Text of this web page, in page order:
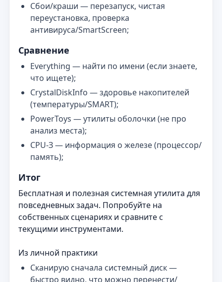
Сбои/краши — перезапуск, чистая
переустановка, проверка
антивируса/SmartScreen;
Сравнение
Everything — найти по имени (если знаете,
что ищете);
CrystalDiskInfo — здоровье накопителей
(температуры/SMART);
PowerToys — утилиты оболочки (не про
анализ места);
CPU‑З — информация о железе (процессор/
память);
Итог
Бесплатная и полезная системная утилита для
повседневных задач. Попробуйте на
собственных сценариях и сравните с
текущими инструментами.
Из личной практики
Сканирую сначала системный диск —
быстро видно, что можно перенести/